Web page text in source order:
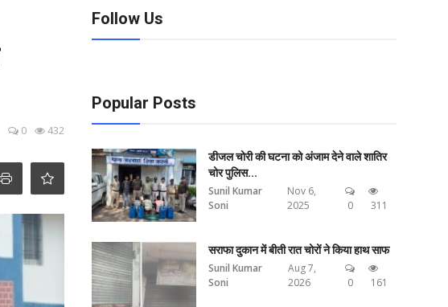
0 432
Follow Us
Popular Posts
डीजल चोरी की घटना को अंजाम देने वाले शातिर
चोर पुलिस...
Sunil Kumar
Soni
Nov 6,
2025
0 311
सराफा दुकान में बीती रात चोरों ने किया हाथ साफ
Sunil Kumar
Soni
Aug 7,
2026
0 161